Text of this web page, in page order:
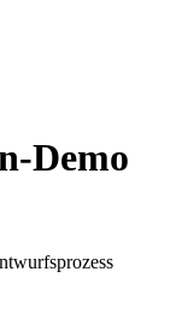
Demo